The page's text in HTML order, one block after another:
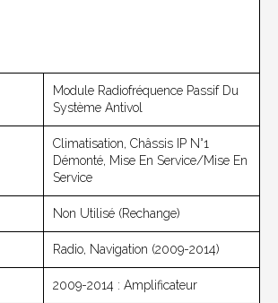
Module Radiofréquence Passif Du
Système Antivol
Climatisation, Châssis IP N°1
Démonté, Mise En Service/mise En
Service
Non Utilisé (rechange)
Radio, Navigation (2009-2014)
2009-2014 : Amplificateur